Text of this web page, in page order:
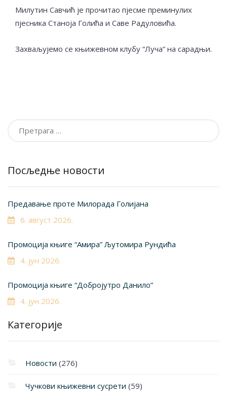
Милутин Савчић је прочитао пјесме преминулих
пјесника Станоја Голића и Саве Радуловића.
Захваљујемо се књижевном клубу “Луча” на сарадњи.
Посљедње новости
Предавање проте Милорада Голијана
6. август 2026.
Промоција књиге “Амира” Љутомира Рундића
4. јун 2026.
Промоција књиге “Добројутро Данило”
4. јун 2026.
Категорије
Новости (276)
Чучкови књижевни сусрети (59)